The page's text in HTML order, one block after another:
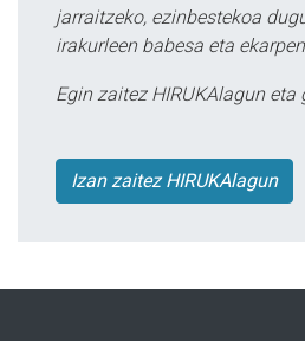
jarraitzeko, ezinbestekoa
irakurleen babesa eta
Egin zaitez HIRUKAlagun eta
Izan zaitez HIRUKAlagun